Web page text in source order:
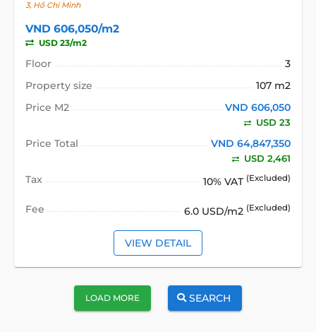
3, Hồ Chí Minh
VND 606,050/m2
USD 23/m2
Floor
3
Property size
107 m2
Price M2
VND 606,050
USD 23
Price Total VND 64,847,350
USD 2,461
Tax 10% VAT (Excluded)
Fee 6.0 USD/m2 (Excluded)
VIEW DETAIL
LOAD MORE SEARCH